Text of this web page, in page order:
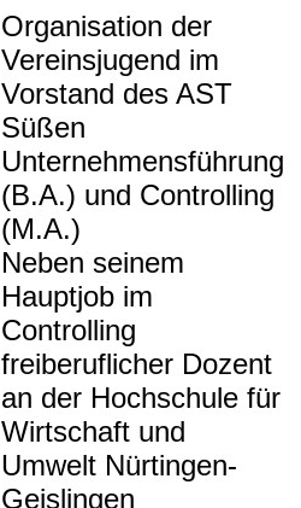
Organisation der
Vereinsjugend im
Vorstand des AST
Süßen
Unternehmensführung
(B.A.) und Controlling
(M.A.)
Neben seinem
Hauptjob im
Controlling
freiberuflicher Dozent
an der Hochschule für
Wirtschaft und
Umwelt Nürtingen-
Geislingen